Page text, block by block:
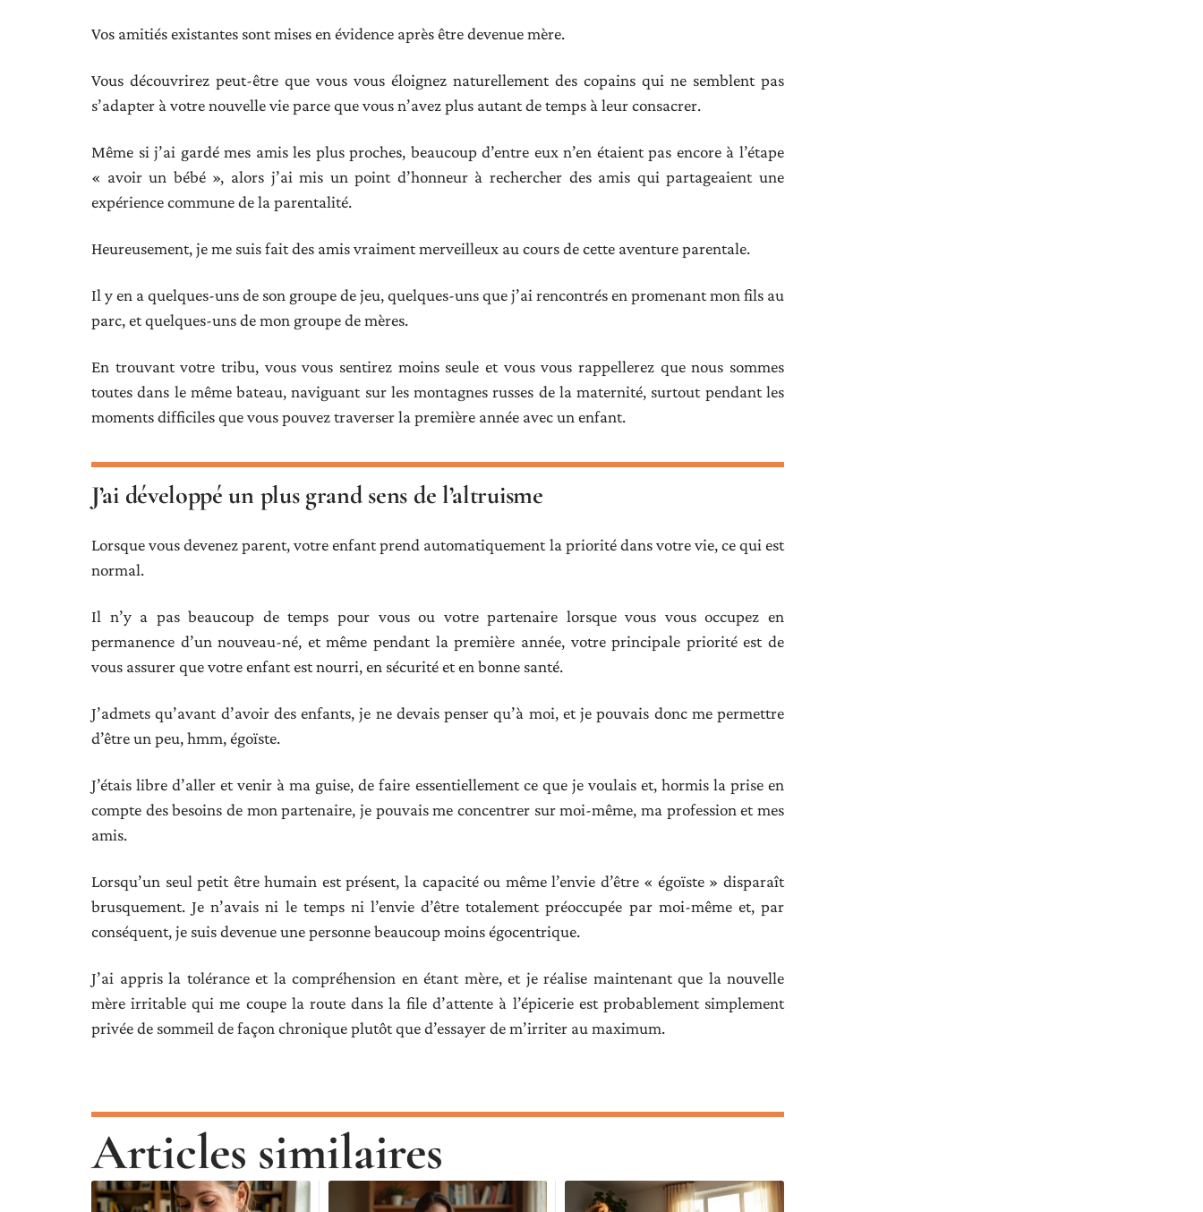
Vos amitiés existantes sont mises en évidence après être devenue mère.
Vous découvrirez peut-être que vous vous éloignez naturellement des copains qui ne semblent pas
s’adapter à votre nouvelle vie parce que vous n’avez plus autant de temps à leur consacrer.
Même si j’ai gardé mes amis les plus proches, beaucoup d’entre eux n’en étaient pas encore à l’étape
« avoir un bébé », alors j’ai mis un point d’honneur à rechercher des amis qui partageaient une
expérience commune de la parentalité.
Heureusement, je me suis fait des amis vraiment merveilleux au cours de cette aventure parentale.
Il y en a quelques-uns de son groupe de jeu, quelques-uns que j’ai rencontrés en promenant mon fils au
parc, et quelques-uns de mon groupe de mères.
En trouvant votre tribu, vous vous sentirez moins seule et vous vous rappellerez que nous sommes
toutes dans le même bateau, naviguant sur les montagnes russes de la maternité, surtout pendant les
moments difficiles que vous pouvez traverser la première année avec un enfant.
J’ai développé un plus grand sens de l’altruisme
Lorsque vous devenez parent, votre enfant prend automatiquement la priorité dans votre vie, ce qui est
normal.
Il n’y a pas beaucoup de temps pour vous ou votre partenaire lorsque vous vous occupez en
permanence d’un nouveau-né, et même pendant la première année, votre principale priorité est de
vous assurer que votre enfant est nourri, en sécurité et en bonne santé.
J’admets qu’avant d’avoir des enfants, je ne devais penser qu’à moi, et je pouvais donc me permettre
d’être un peu, hmm, égoïste.
J’étais libre d’aller et venir à ma guise, de faire essentiellement ce que je voulais et, hormis la prise en
compte des besoins de mon partenaire, je pouvais me concentrer sur moi-même, ma profession et mes
amis.
Lorsqu’un seul petit être humain est présent, la capacité ou même l’envie d’être « égoïste » disparaît
brusquement. Je n’avais ni le temps ni l’envie d’être totalement préoccupée par moi-même et, par
conséquent, je suis devenue une personne beaucoup moins égocentrique.
J’ai appris la tolérance et la compréhension en étant mère, et je réalise maintenant que la nouvelle
mère irritable qui me coupe la route dans la file d’attente à l’épicerie est probablement simplement
privée de sommeil de façon chronique plutôt que d’essayer de m’irriter au maximum.
Articles similaires